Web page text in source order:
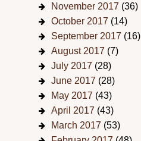
November 2017 (36)
October 2017 (14)
September 2017 (16)
August 2017 (7)
July 2017 (28)
June 2017 (28)
May 2017 (43)
April 2017 (43)
March 2017 (53)